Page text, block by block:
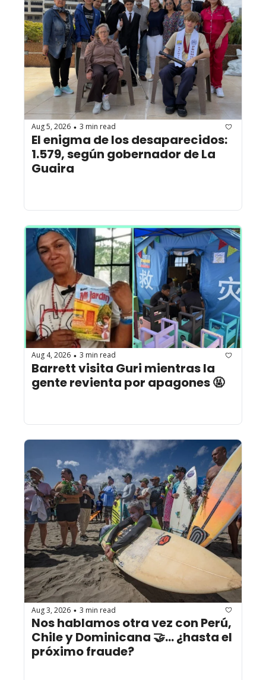
Aug 5, 2026 • 3 min read
El enigma de los desaparecidos:
1.579, según gobernador de La
Aug 4, 2026 • 3 min read
Barrett visita Guri mientras la
gente revienta por apagones 🤬
Aug 3, 2026 • 3 min read
Nos hablamos otra vez con Perú,
Chile y Dominicana 🤝... ¿hasta el
próximo fraude?